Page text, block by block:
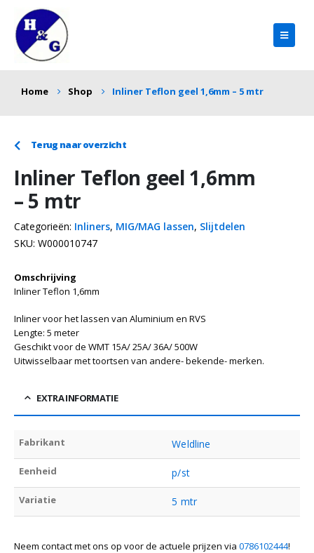
Home Shop Inliner Teflon geel 1,6mm – 5 mtr
Terug naar overzicht
Inliner Teflon geel 1,6mm
– 5 mtr
SKU: W000010747
Categorieën: Inliners, MIG/MAG lassen, Slijtdelen
Omschrijving
Inliner Teflon 1,6mm
Inliner voor het lassen van Aluminium en RVS
Lengte: 5 meter
Geschikt voor de WMT 15A/ 25A/ 36A/ 500W
Uitwisselbaar met toortsen van andere- bekende- merken.
EXTRA INFORMATIE
Fabrikant Weldline
Eenheid p/st
Variatie 5 mtr
Neem contact met ons op voor de actuele prijzen via 0786102444!